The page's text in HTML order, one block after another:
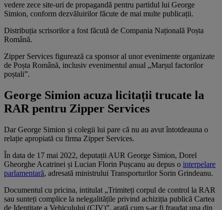
vedere zece site-uri de propagandă pentru partidul lui George
Simion, conform dezvăluirilor făcute de mai multe publicații.
Distribuția scrisorilor a fost făcută de Compania Națională Poșta
Română.
Zipper Services figurează ca sponsor al unor evenimente organizate
de Poșta Română, inclusiv evenimentul anual „Marșul factorilor
poștali”.
George Simion acuza licitații trucate la
RAR pentru Zipper Services
Dar George Simion și colegii lui pare că nu au avut întotdeauna o
relație apropiată cu firma Zipper Services.
În data de 17 mai 2022, deputații AUR George Simion, Dorel
Gheorghe Acatrinei și Lucian Florin Pușcanu au depus o interpelare
parlamentară, adresată ministrului Transporturilor Sorin Grindeanu.
Documentul cu pricina, intitulat „Trimiteți corpul de control la RAR
sau sunteți complice la nelegalitățile privind achiziția publică Cartea
de Identitate a Vehiculului (CIV)”, arată cum s-ar fi fraudat una din